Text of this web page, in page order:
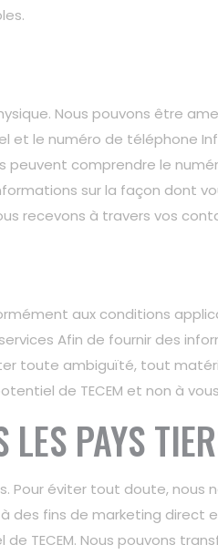
Nous pouvons être
et le numéro de téléphone
comprendre le
sur la façon dont
recevons à travers vos
aux conditions
Afin de fournir des
toute ambiguïté, tout
de TECEM et non à
LES PAYS
Pour éviter tout doute, nous
des fins de marketing direct
TECEM. Nous pouvons